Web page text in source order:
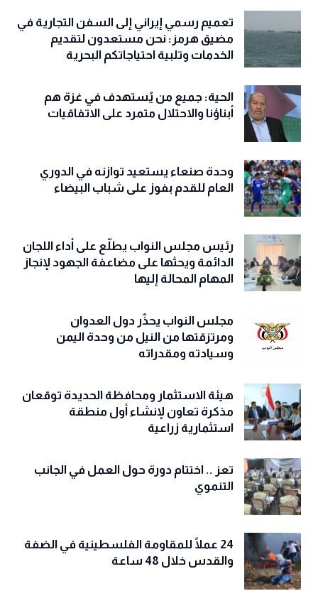
تعميم رسمي إيراني إلى السفن التجارية في
مضيق هرمز: نحن مستعدون لتقديم
الخدمات وتلبية احتياجاتكم البحرية
الحية: جميع من يُستهدف في غزة هم
أبناؤنا والاحتلال متمرد على الاتفاقيات
وحدة صنعاء يستعيد توازنه في الدوري
العام للقدم بفوز على شباب البيضاء
رئيس مجلس النواب يطلّع على أداء اللجان
الدائمة ويحثها على مضاعفة الجهود لإنجاز
المهام المحالة إليها
مجلس النواب يحذّّر دول العدوان
ومرتزقتها من النيل من وحدة اليمن
وسيادته ومقدراته
هيئة الاستثمار ومحافظة الحديدة توقعان
مذكرة تعاون لإنشاء أول منطقة
استثمارية زراعية
تعز .. اختتام دورة حول العمل في الجانب
التنموي
24 عملًا للمقاومة الفلسطينية في الضفة
والقدس خلال 48 ساعة